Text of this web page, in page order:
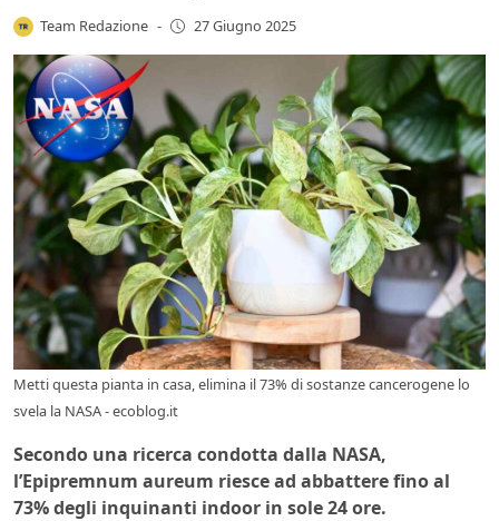
Team Redazione - 27 Giugno 2025
Metti questa pianta in casa, elimina il 73% di sostanze cancerogene lo
svela la NASA - ecoblog.it
Secondo una ricerca condotta dalla NASA,
l’Epipremnum aureum riesce ad abbattere fino al
73% degli inquinanti indoor in sole 24 ore.